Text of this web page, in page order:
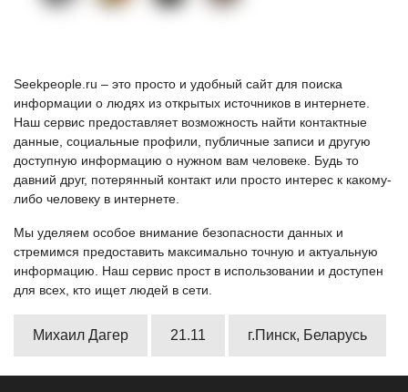
Seekpeople.ru – это просто и удобный сайт для поиска
информации о людях из открытых источников в интернете.
Наш сервис предоставляет возможность найти контактные
данные, социальные профили, публичные записи и другую
доступную информацию о нужном вам человеке. Будь то
давний друг, потерянный контакт или просто интерес к какому-
либо человеку в интернете.
Мы уделяем особое внимание безопасности данных и
стремимся предоставить максимально точную и актуальную
информацию. Наш сервис прост в использовании и доступен
для всех, кто ищет людей в сети.
Михаил Дагер 21.11 г.Пинск, Беларусь